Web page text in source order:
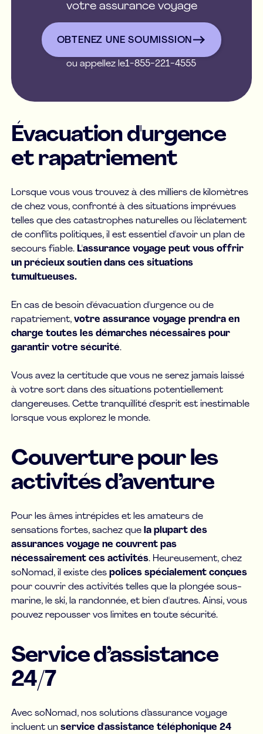
votre assurance voyage
OBTENEZ UNE
OBTENEZ UNE SOUMISSION
ou appellez le1-855-221-4555
Évacuation d'urgence
et rapatriement
Lorsque vous vous trouvez à des milliers de kilomètres
de chez vous, confronté à des situations imprévues
telles que des catastrophes naturelles ou l’éclatement
de conflits politiques, il est essentiel d'avoir un plan de
secours fiable. L'assurance voyage peut vous offrir
un précieux soutien dans ces situations
tumultueuses.
En cas de besoin d'évacuation d'urgence ou de
rapatriement,votre assurance voyage prendra en
charge toutes les démarches nécessaires pour
garantir votre sécurité.
Vous avez la certitude que vous ne serez jamais laissé
à votre sort dans des situations potentiellement
dangereuses. Cette tranquillité d'esprit est inestimable
lorsque vous explorez le monde.
Couverture pour les
activités d’aventure
Pour les âmes intrépides et les amateurs de
sensations fortes, sachez que la plupart des
assurances voyage ne couvrent pas
nécessairement ces activités. Heureusement, chez
soNomad, il existe despolices spécialement conçues
pour couvrir des activités telles que la plongée sous-
marine, le ski, la randonnée, et bien d'autres. Ainsi, vous
pouvez repousser vos limites en toute sécurité.
Service d’assistance
24/7
Avec soNomad, nos solutions d’assurance voyage
incluent unservice d'assistance téléphonique 24